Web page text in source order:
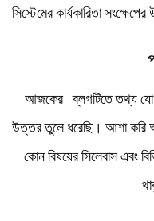
সিস্টেমের কার্যকারিতা
আজকের ব্লগটিতে তথ্য
উত্তর তুলে ধরেছি। আশা করি
কোন বিষয়ের সিলেবাস এবং